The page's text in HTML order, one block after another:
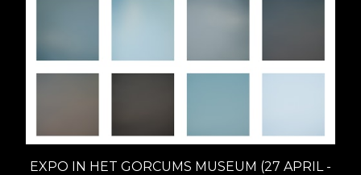
EXPO IN HET GORCUMS MUSEUM (27 APRIL -